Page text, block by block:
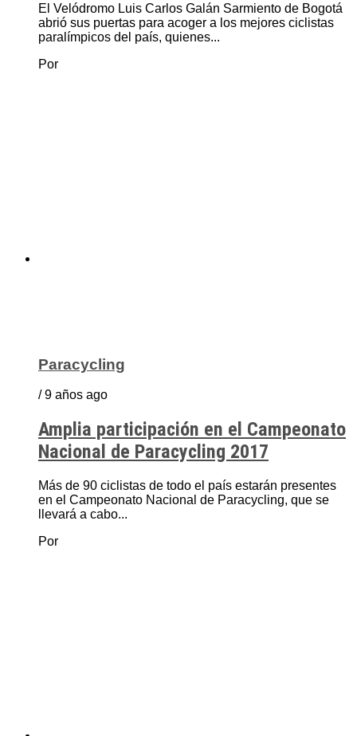
El Velódromo Luis Carlos Galán Sarmiento de Bogotá
abrió sus puertas para acoger a los mejores ciclistas
paralímpicos del país, quienes...
Por
Paracycling
/ 9 años ago
Amplia participación en el Campeonato
Nacional de Paracycling 2017
Más de 90 ciclistas de todo el país estarán presentes
en el Campeonato Nacional de Paracycling, que se
llevará a cabo...
Por